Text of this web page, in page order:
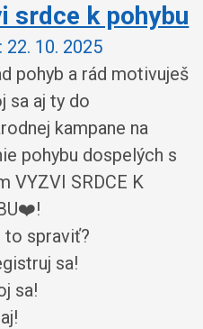
srdce k pohybu
22. 10. 2025
pohyb a rád motivuješ
sa aj ty do
kampane na
pohybu dospelých s
VYZVI SRDCE K
to spraviť?
sa!
sa!